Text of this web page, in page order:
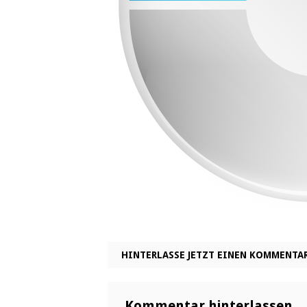
HINTERLASSE JETZT EINEN